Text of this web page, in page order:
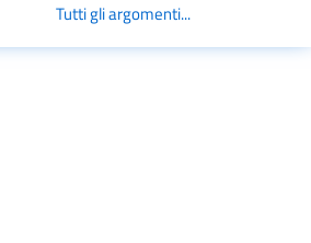
Tutti gli argomenti...